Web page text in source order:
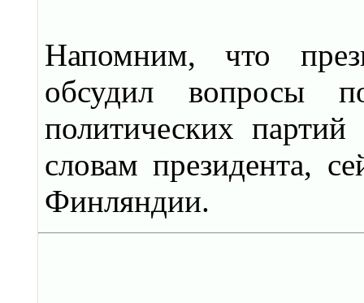
Напомним, что
обсудил вопросы
политических
словам президента,
Финляндии.